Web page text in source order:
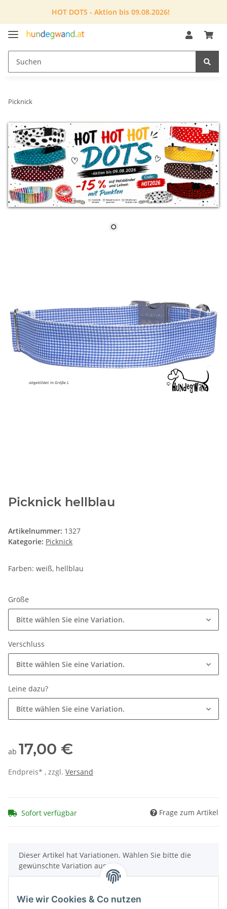
HOT DOTS - Aktion bis 09.08.2026!
Picknick
Picknick hellblau
Artikelnummer: 1327
Kategorie: Picknick
Farben: weiß, hellblau
Größe
Bitte wählen Sie eine Variation.
Verschluss
Bitte wählen Sie eine Variation.
Leine dazu?
Bitte wählen Sie eine Variation.
ab 17,00 €
Endpreis* , zzgl. Versand
Sofort verfügbar Frage zum Artikel
x
Dieser Artikel hat Variationen. Wählen Sie bitte die
gewünschte Variation aus.
Wie wir Cookies & Co nutzen